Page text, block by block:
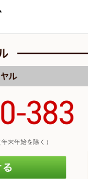
末年始を除く）